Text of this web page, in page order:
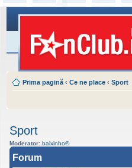
Prima pagină ‹ Ce ne place ‹ Sport
Sport
Moderator: baixinho©
Forum